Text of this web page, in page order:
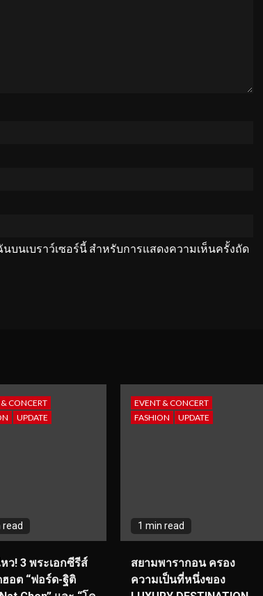
บนเบราว์เซอร์นี้ สำหรับการแสดงความเห็นครั้งถัด
CONCERT
UPDATE
read
ว! 3 พระเอกซีรีส์
อต “ฟอร์ด-ฐิติ
EVENT & CONCERT
FASHION
UPDATE
1 min read
สยามพารากอน ครอง
ความเป็นที่หนึ่งของ